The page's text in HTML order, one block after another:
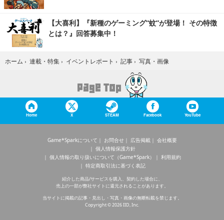
【大喜利】『新種のゲーミング“蚊”が登場！ その特徴
とは？』回答募集中！
ホーム › 連載・特集 › イベントレポート › 記事 › 写真・画像
Home X STEAM Facebook YouTube
Game*Sparkについて お問合せ 広告掲載
会社概要
個人情報保護方針
個人情報の取り扱いについて（Game*Spark）
利用規約
特定商取引法に基づく表記
紹介した商品/サービスを購入、契約した場合に、
売上の一部が弊社サイトに還元されることがあります。
当サイトに掲載の記事・見出し・写真・画像の無断転載を禁じます。
Copyright © 2026 IID, Inc.